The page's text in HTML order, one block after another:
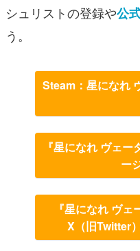
シュリストの登録や公
う。
Steam：星になれ
『星になれ ヴェ
ー
『星になれ ヴ
X（旧Twitter